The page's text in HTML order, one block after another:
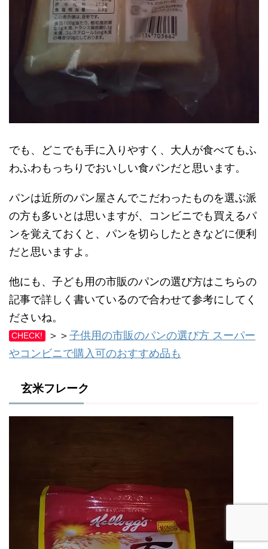
でも、どこでも手に入りやすく、大人が食べてもふ
わふわもっちりでおいしい食パンだと思います。
パンは近所のパン屋さんでこだわったものを選ぶ派
の方も多いとは思いますが、コンビニでも買えるパ
ンを覚えておくと、パンを切らしたときなどに便利
だと思いますよ。
他にも、子ども用の市販のパンの選び方はこちらの
記事で詳しく書いているので合わせて参考にしてく
ださいね。
CHECK! ＞＞ 子供用の市販のパンの選び方 スーパー
やコンビニで購入可のおすすめ品も
玄米フレーク